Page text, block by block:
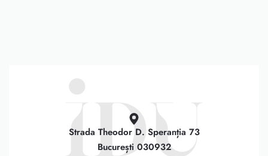
Strada Theodor D. Speranția 73
București 030932